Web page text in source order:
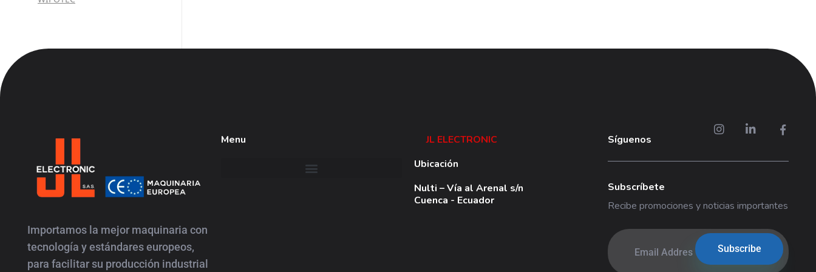
Importamos la mejor maquinaria con
tecnología y estándares europeos,
para facilitar su producción industrial
Menu
JL ELECTRONIC
Ubicación
Nulti – Vía al Arenal s/n
Cuenca - Ecuador
Síguenos
Subscríbete
Recibe promociones y noticias importantes